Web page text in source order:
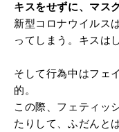
キスをせずに、マス
新型コロナウイルス
ってしまう。キスは
そして行為中はフェ
的。
この際、フェティッ
たりして、ふだんと